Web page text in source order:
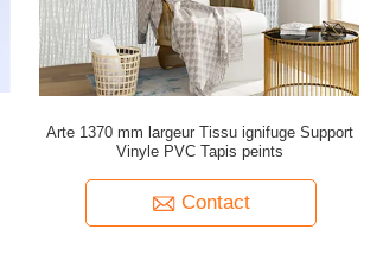
Arte 1370 mm largeur Tissu ignifuge Support
Vinyle PVC Tapis peints
Contact